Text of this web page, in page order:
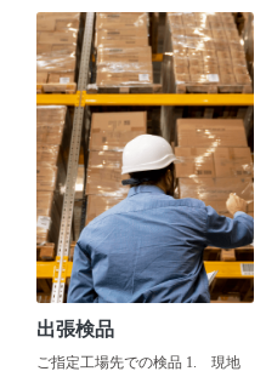
出張検品
ご指定工場先での検品 1. 現地